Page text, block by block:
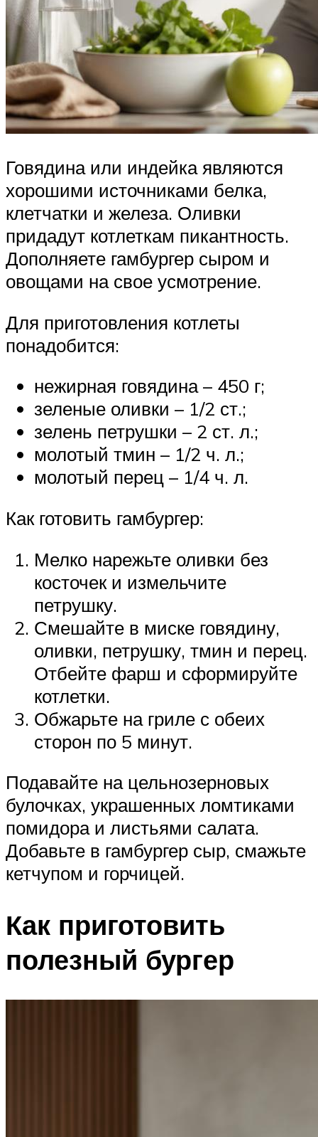
Говядина или индейка являются
хорошими источниками белка,
клетчатки и железа. Оливки
придадут котлеткам пикантность.
Дополняете гамбургер сыром и
овощами на свое усмотрение.
Для приготовления котлеты
понадобится:
нежирная говядина – 450 г;
зеленые оливки – 1/2 ст.;
зелень петрушки – 2 ст. л.;
молотый тмин – 1/2 ч. л.;
молотый перец – 1/4 ч. л.
Как готовить гамбургер:
Мелко нарежьте оливки без
косточек и измельчите
петрушку.
Смешайте в миске говядину,
оливки, петрушку, тмин и перец.
Отбейте фарш и сформируйте
котлетки.
Обжарьте на гриле с обеих
сторон по 5 минут.
Подавайте на цельнозерновых
булочках, украшенных ломтиками
помидора и листьями салата.
Добавьте в гамбургер сыр, смажьте
кетчупом и горчицей.
Как приготовить
полезный бургер